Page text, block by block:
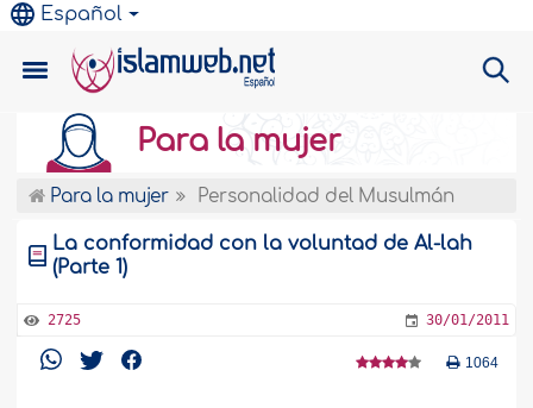
Español
Para la mujer
Para la mujer Personalidad del Musulmán
La conformidad con la voluntad de Al-lah
(Parte 1)
2725 30/01/2011
1064